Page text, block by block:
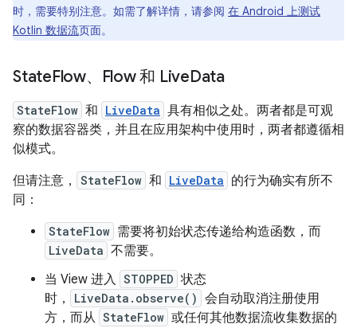
时，需要特别注意。如需了解详情，请参阅 在 Android 上测试
Kotlin 数据流页面。
StateFlow、Flow 和 LiveData
StateFlow 和 LiveData 具有相似之处。两者都是可观
察的数据容器类，并且在应用架构中使用时，两者都遵循相
似模式。
但请注意，
StateFlow 和 LiveData 的行为确实有所不
同：
StateFlow 需要将初始状态传递给构造函数，而
LiveData 不需要。
当 View 进入 STOPPED 状态
时，
LiveData.observe() 会自动取消注册使用
方，而从 StateFlow 或任何其他数据流收集数据的